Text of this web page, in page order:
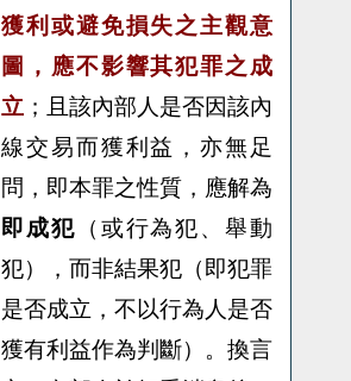
獲利或避免損失之主觀意
圖，應不影響其犯罪之成
立 ；且該內部人是否因該內
線交易而獲利益，亦無足
問，即本罪之性質，應解為
即成犯 （或行為犯、舉動
犯），而非結果犯（即犯罪
是否成立，不以行為人是否
獲有利益作為判斷）。換言